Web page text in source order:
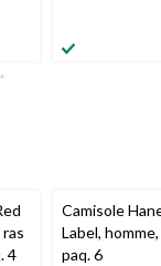
4
Camisole
Label,
paq. 6